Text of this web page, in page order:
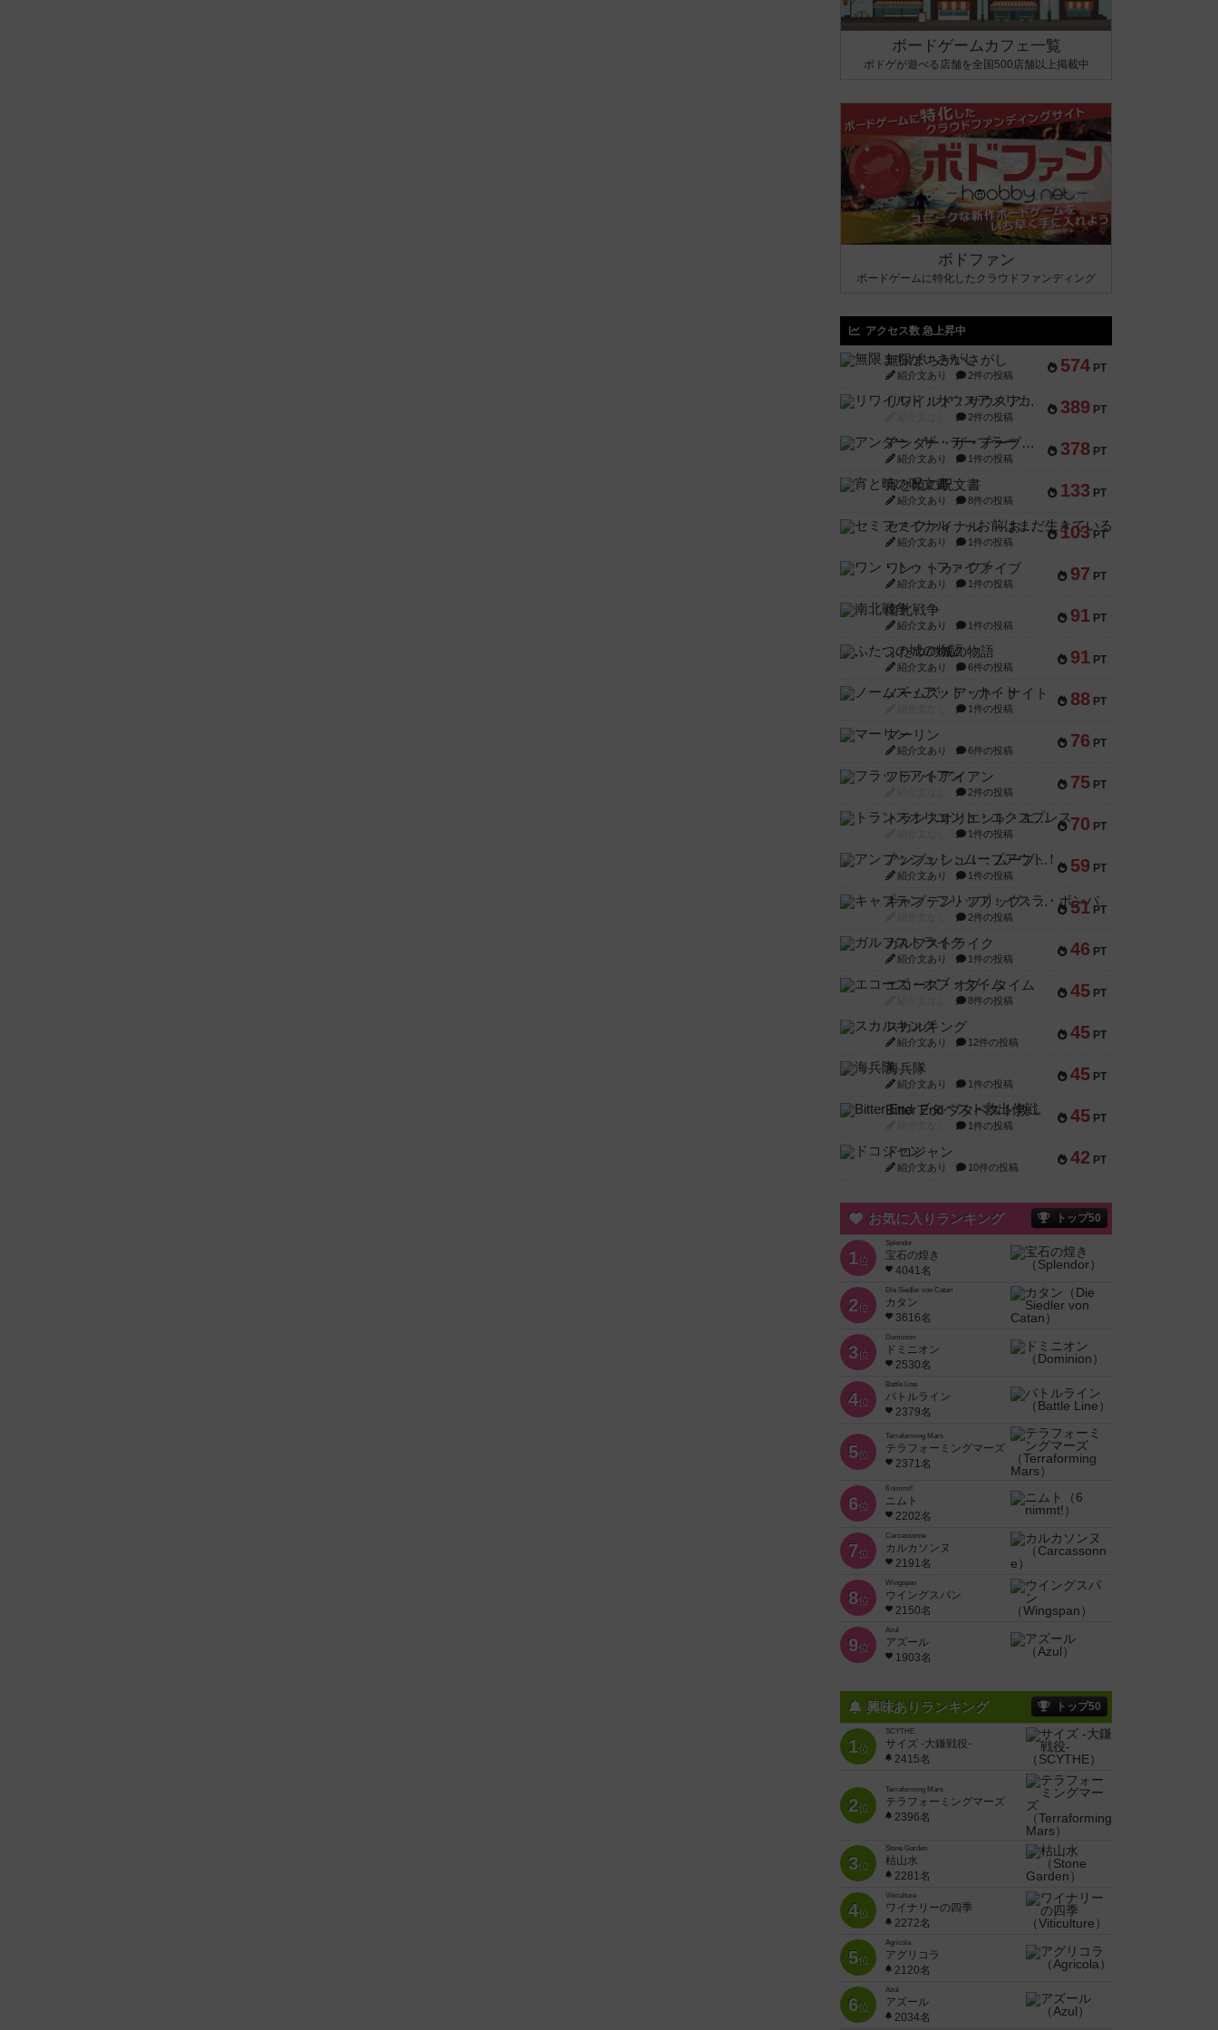
ボードゲームカフェ一覧
ボドゲが遊べる店舗を全国500店舗以上掲載中
ボドファン
ボードゲームに特化したクラウドファンディング
アクセス数 急上昇中
574 PT
無限まちがいさがし
紹介文あり 2件の投稿
389 PT
リワイルド：サウスアメリカ
2件の投稿
378 PT
アンダー・ザ・テーブラー
紹介文あり 1件の投稿
133 PT
宵と暁の呪文書
紹介文あり 8件の投稿
103 PT
セミファイナル ～お前はまだ生きている～
紹介文あり 1件の投稿
97 PT
ワン・トゥ・ファイブ
紹介文あり 1件の投稿
91 PT
南北戦争
紹介文あり 1件の投稿
91 PT
ふたつの城の物語
紹介文あり 6件の投稿
88 PT
ノームズ・アット・ナイト
1件の投稿
76 PT
マーリン
紹介文あり 6件の投稿
75 PT
フラットアイアン
2件の投稿
70 PT
トランスオリエント・エクスプレス
1件の投稿
59 PT
アンブッシュ！：ムーブアウト！
紹介文あり 1件の投稿
51 PT
キャプテン・フリップ：イスラ・ボンバ
2件の投稿
46 PT
ガルフストライク
紹介文あり 1件の投稿
45 PT
エコーズ・オブ・タイム
8件の投稿
45 PT
スカルキング
紹介文あり 12件の投稿
45 PT
海兵隊
紹介文あり 1件の投稿
45 PT
Bitter End ブタペスト救出作戦
1件の投稿
42 PT
ドコジャン
紹介文あり 10件の投稿
お気に入りランキング トップ50
1位
Splendor
宝石の煌き
4041名
2位
Die Siedler von Catan
カタン
3616名
3位
Dominion
ドミニオン
2530名
4位
Battle Line
バトルライン
2379名
5位
Terraforming Mars
テラフォーミングマーズ
2371名
6位
6 nimmt!
ニムト
2202名
7位
Carcassonne
カルカソンヌ
2191名
8位
Wingspan
ウイングスパン
2150名
9位
Azul
アズール
1903名
興味ありランキング トップ50
1位
SCYTHE
サイズ -大鎌戦役-
2415名
2位
Terraforming Mars
テラフォーミングマーズ
2396名
3位
Stone Garden
枯山水
2281名
4位
Viticulture
ワイナリーの四季
2272名
5位
Agricola
アグリコラ
2120名
6位
Azul
アズール
2034名